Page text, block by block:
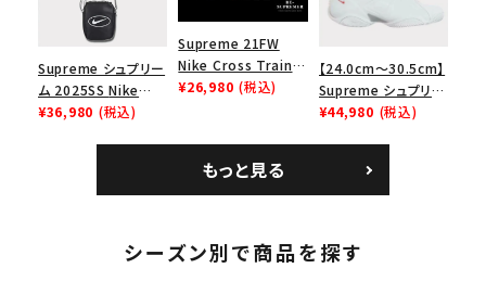
Supreme シュプリー
ム 2025SS Nike
Leather Shoulder
¥36,980 (税込)
Supreme 21FW
Nike Cross Trainer
Low ナイキクロスト
¥26,980 (税込)
【24.0cm～30.5cm】
Supreme シュプリー
ム 2023AW Nike
カー ホワイト 白
¥44,980 (税込)
もっと見る
シーズン別で商品を探す